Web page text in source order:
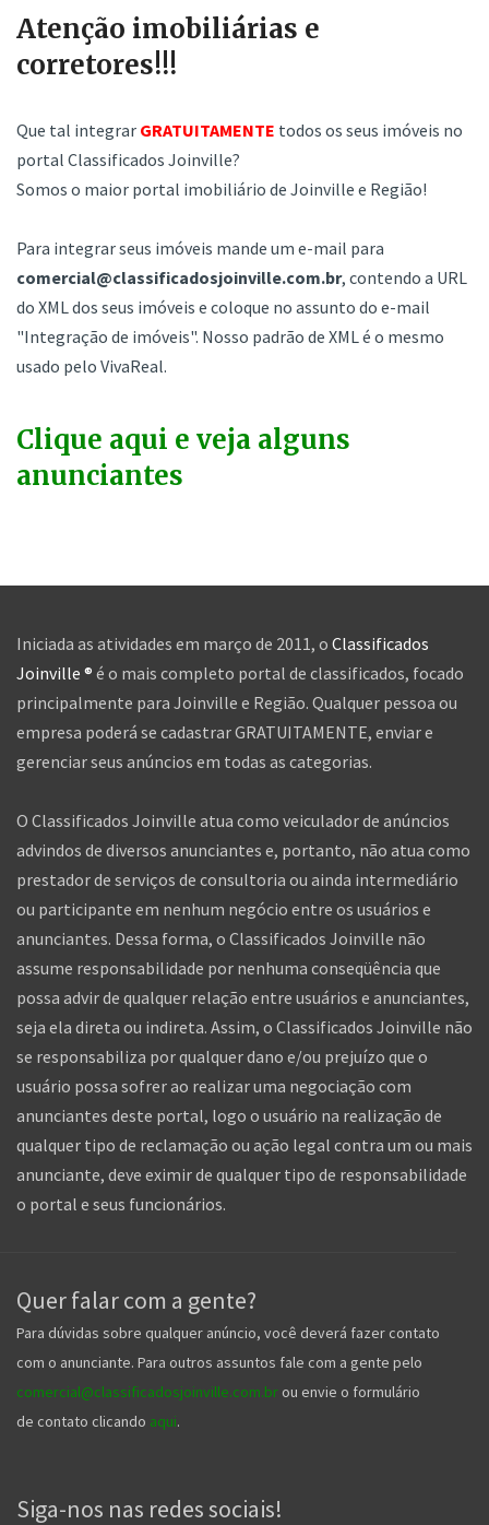
Atenção imobiliárias e
corretores!!!
Que tal integrar GRATUITAMENTE todos os seus imóveis no
portal Classificados Joinville?
Somos o maior portal imobiliário de Joinville e Região!
Para integrar seus imóveis mande um e-mail para
comercial@classificadosjoinville.com.br, contendo a URL
do XML dos seus imóveis e coloque no assunto do e-mail
"Integração de imóveis". Nosso padrão de XML é o mesmo
usado pelo VivaReal.
Clique aqui e veja alguns
anunciantes
Iniciada as atividades em março de 2011, o Classificados
Joinville ® é o mais completo portal de classificados, focado
principalmente para Joinville e Região. Qualquer pessoa ou
empresa poderá se cadastrar GRATUITAMENTE, enviar e
gerenciar seus anúncios em todas as categorias.
O Classificados Joinville atua como veiculador de anúncios
advindos de diversos anunciantes e, portanto, não atua como
prestador de serviços de consultoria ou ainda intermediário
ou participante em nenhum negócio entre os usuários e
anunciantes. Dessa forma, o Classificados Joinville não
assume responsabilidade por nenhuma conseqüência que
possa advir de qualquer relação entre usuários e anunciantes,
seja ela direta ou indireta. Assim, o Classificados Joinville não
se responsabiliza por qualquer dano e/ou prejuízo que o
usuário possa sofrer ao realizar uma negociação com
anunciantes deste portal, logo o usuário na realização de
qualquer tipo de reclamação ou ação legal contra um ou mais
anunciante, deve eximir de qualquer tipo de responsabilidade
o portal e seus funcionários.
Quer falar com a gente?
Para dúvidas sobre qualquer anúncio, você deverá fazer contato
com o anunciante. Para outros assuntos fale com a gente pelo
comercial@classificadosjoinville.com.br ou envie o formulário
de contato clicando aqui.
Siga-nos nas redes sociais!